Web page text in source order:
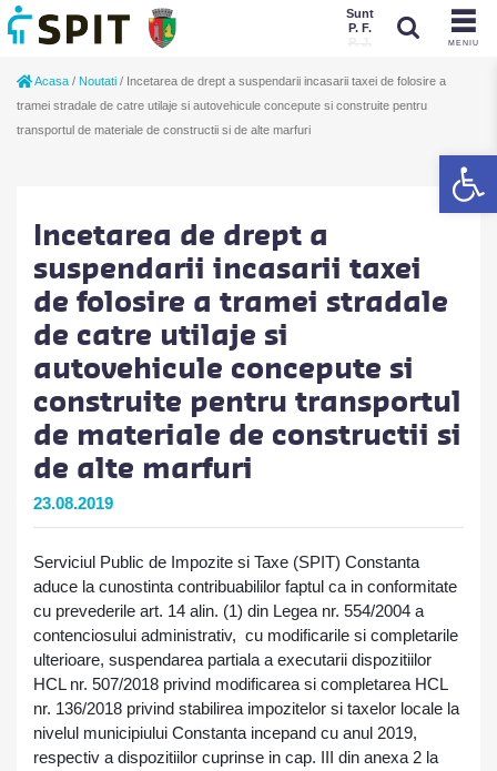
MENIU
Sunt
P. F.
P. J.
Acasa / Noutati / Incetarea de drept a suspendarii incasarii taxei de folosire a
tramei stradale de catre utilaje si autovehicule concepute si construite pentru
transportul de materiale de constructii si de alte marfuri
Incetarea de drept a
suspendarii incasarii taxei
de folosire a tramei stradale
de catre utilaje si
autovehicule concepute si
construite pentru transportul
de materiale de constructii si
de alte marfuri
23.08.2019
Serviciul Public de Impozite si Taxe (SPIT) Constanta
aduce la cunostinta contribuabililor faptul ca in conformitate
cu prevederile art. 14 alin. (1) din Legea nr. 554/2004 a
contenciosului administrativ, cu modificarile si completarile
ulterioare, suspendarea partiala a executarii dispozitiilor
HCL nr. 507/2018 privind modificarea si completarea HCL
nr. 136/2018 privind stabilirea impozitelor si taxelor locale la
nivelul municipiului Constanta incepand cu anul 2019,
respectiv a dispozitiilor cuprinse in cap. III din anexa 2 la